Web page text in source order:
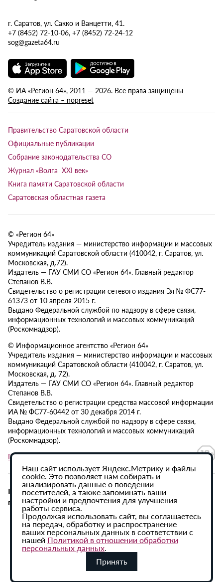
г. Саратов, ул. Сакко и Ванцетти, 41.
+7 (8452) 72-10-06, +7 (8452) 72-24-12
sog@gazeta64.ru
© ИА «Регион 64», 2011 — 2026. Все права защищены
Создание сайта – nopreset
Правительство Саратовской области
Официальные публикации
Собрание законодательства СО
Журнал «Волга XXI век»
Книга памяти Саратовской области
Саратовская областная газета
© «Регион 64»
Учредитель издания — министерство информации и массовых
коммуникаций Саратовской области (410042, г. Саратов, ул.
Московская, д.72).
Издатель — ГАУ СМИ СО «Регион 64». Главный редактор
Степанов В.В.
Свидетельство о регистрации сетевого издания Эл № ФС77-
61373 от 10 апреля 2015 г.
Выдано Федеральной службой по надзору в сфере связи,
информационных технологий и массовых коммуникаций
(Роскомнадзор).
© Информационное агентство «Регион 64»
Учредитель издания — министерство информации и массовых
коммуникаций Саратовской области (410042, г. Саратов, ул.
Московская, д. 72).
Издатель — ГАУ СМИ СО «Регион 64». Главный редактор
Степанов В.В.
Свидетельство о регистрации средства массовой информации
ИА № ФС77-60442 от 30 декабря 2014 г.
Выдано Федеральной службой по надзору в сфере связи,
информационных технологий и массовых коммуникаций
(Роскомнадзор).
Политика в отношении обработки персональных данных
При использовании материалов сайта активная
гиперссылка на ИА «Регион 64» обязательна.
Наш сайт использует Яндекс.Метрику и файлы
cookie. Это позволяет нам собирать и
анализировать данные о поведении
посетителей, а также запоминать ваши
настройки и предпочтения для улучшения
работы сервиса.
Продолжая использовать сайт, вы соглашаетесь
на передач, обработку и распространение
ваших персональных данных в соответствии с
нашей Политикой в отношении обработки
персональных данных.
Принять